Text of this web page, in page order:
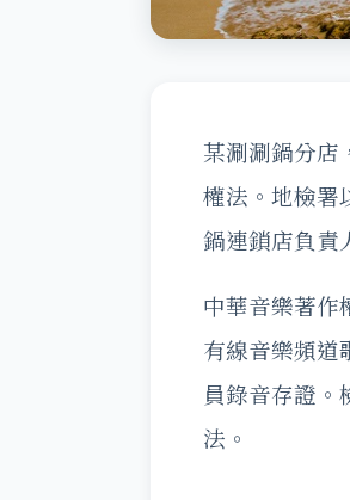
某涮涮鍋分店
權法。地檢署
鍋連鎖店負責
中華音樂著作
有線音樂頻道
員錄音存證
法。